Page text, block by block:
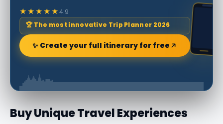
★★★★★4.9
🏆 The most innovative Trip Planner 2026
✨ Create your full itinerary for free
Buy Unique Travel Experiences